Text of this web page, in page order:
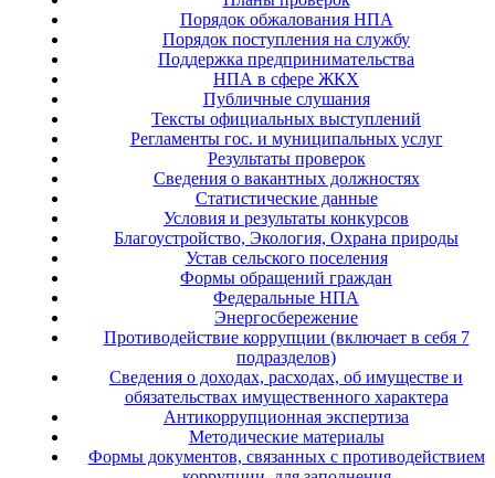
Порядок обжалования НПА
Порядок поступления на службу
Поддержка предпринимательства
НПА в сфере ЖКХ
Публичные слушания
Тексты официальных выступлений
Регламенты гос. и муниципальных услуг
Результаты проверок
Сведения о вакантных должностях
Статистические данные
Условия и результаты конкурсов
Благоустройство, Экология, Охрана природы
Устав сельского поселения
Формы обращений граждан
Федеральные НПА
Энергосбережение
Противодействие коррупции (включает в себя 7
подразделов)
Сведения о доходах, расходах, об имуществе и
обязательствах имущественного характера
Антикоррупционная экспертиза
Методические материалы
Формы документов, связанных с противодействием